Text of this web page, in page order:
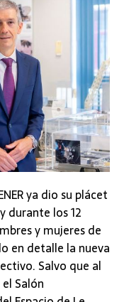
ya dio su plácet
durante los 12
y mujeres de
en detalle la nueva
Salvo que al
Salón